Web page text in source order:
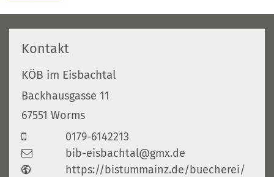
Kontakt
KÖB im Eisbachtal
Backhausgasse 11
67551 Worms
0179-6142213
bib-eisbachtal@gmx.de
https://bistummainz.de/buecherei/